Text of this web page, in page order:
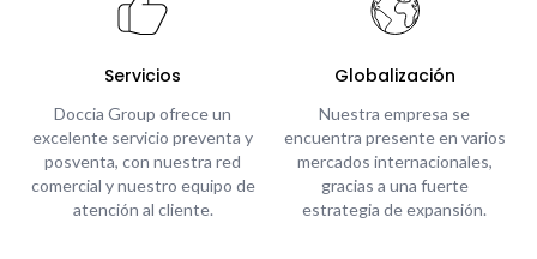
Servicios
Doccia Group ofrece un
excelente servicio preventa y
posventa, con nuestra red
comercial y nuestro equipo de
atención al cliente.
Globalización
Nuestra empresa se
encuentra presente en varios
mercados internacionales,
gracias a una fuerte
estrategia de expansión.